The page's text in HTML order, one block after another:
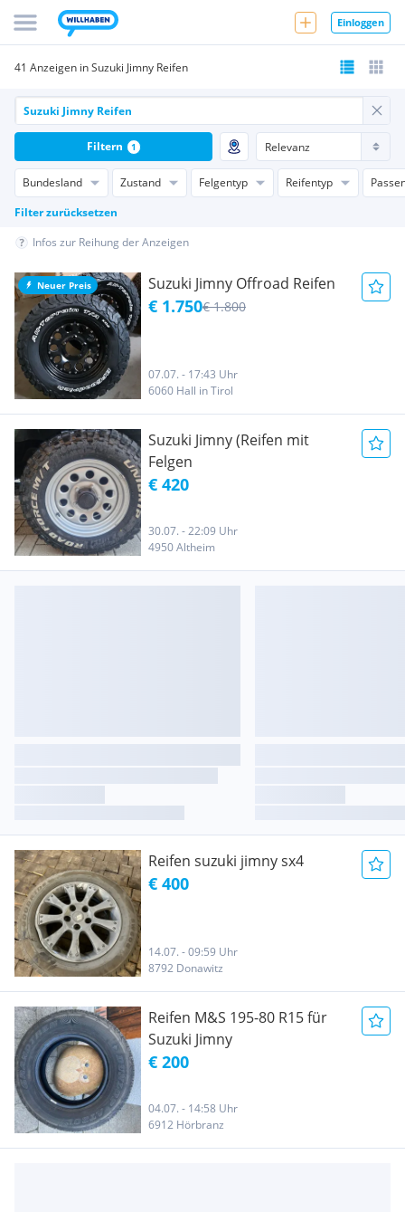
Einloggen
41 Anzeigen in Suzuki Jimny Reifen
Bundesland Zustand Felgentyp Reifentyp
Filter zurücksetzen
Filtern 1
Infos zur Reihung der Anzeigen
Neuer Preis Suzuki Jimny Offroad Reifen
€ 1.750€ 1.800
07.07. - 17:43 Uhr
6060 Hall in Tirol
Suzuki Jimny (Reifen mit
Felgen
€ 420
30.07. - 22:09 Uhr
4950 Altheim
Reifen suzuki jimny sx4
€ 400
14.07. - 09:59 Uhr
8792 Donawitz
Reifen M&S 195-80 R15 für
Suzuki Jimny
€ 200
04.07. - 14:58 Uhr
6912 Hörbranz